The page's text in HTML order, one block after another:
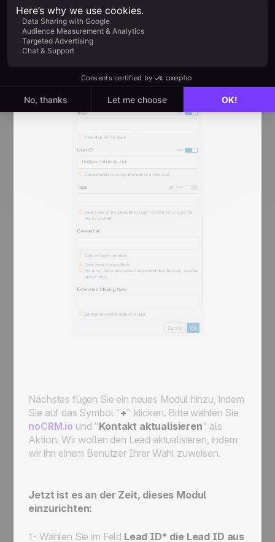
noCRM > Integrationen > API > API-Schlüssel
und 'Erstellen Sie einen API-Schlüssel'.
Schritt zwei
Nächstes fügen Sie ein neues Modul hinzu, indem
Sie auf das Symbol "+" klicken. Bitte wählen Sie
noCRM.io und "Kontakt aktualisieren" als
Aktion. Wir wollen den Lead aktualisieren, indem
wir ihn einem Benutzer Ihrer Wahl zuweisen.
Jetzt ist es an der Zeit, dieses Modul
einzurichten:
1- Wählen Sie im Feld Lead ID* die Lead ID aus